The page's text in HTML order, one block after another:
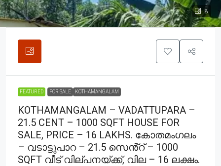
8
FEATURED FOR SALE KOTHAMANGALAM
KOTHAMANGALAM – VADATTUPARA –
21.5 CENT – 1000 SQFT HOUSE FOR
SALE, PRICE – 16 LAKHS. കോതമംഗലം
– വടാട്ടുപാറ – 21.5 സെൻ്റ് – 1000
SQFT വീട് വില്പനയ്ക്ക്, വില – 16 ലക്ഷം.